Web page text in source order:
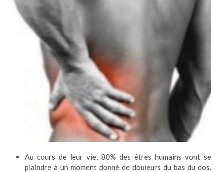
Au cours de leur vie, 80% des êtres humains vont se
plaindre à un moment donné de douleurs du bas du dos.